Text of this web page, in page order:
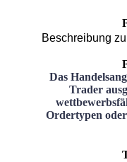
Beschreibung
Das
Trader
Ordertypen